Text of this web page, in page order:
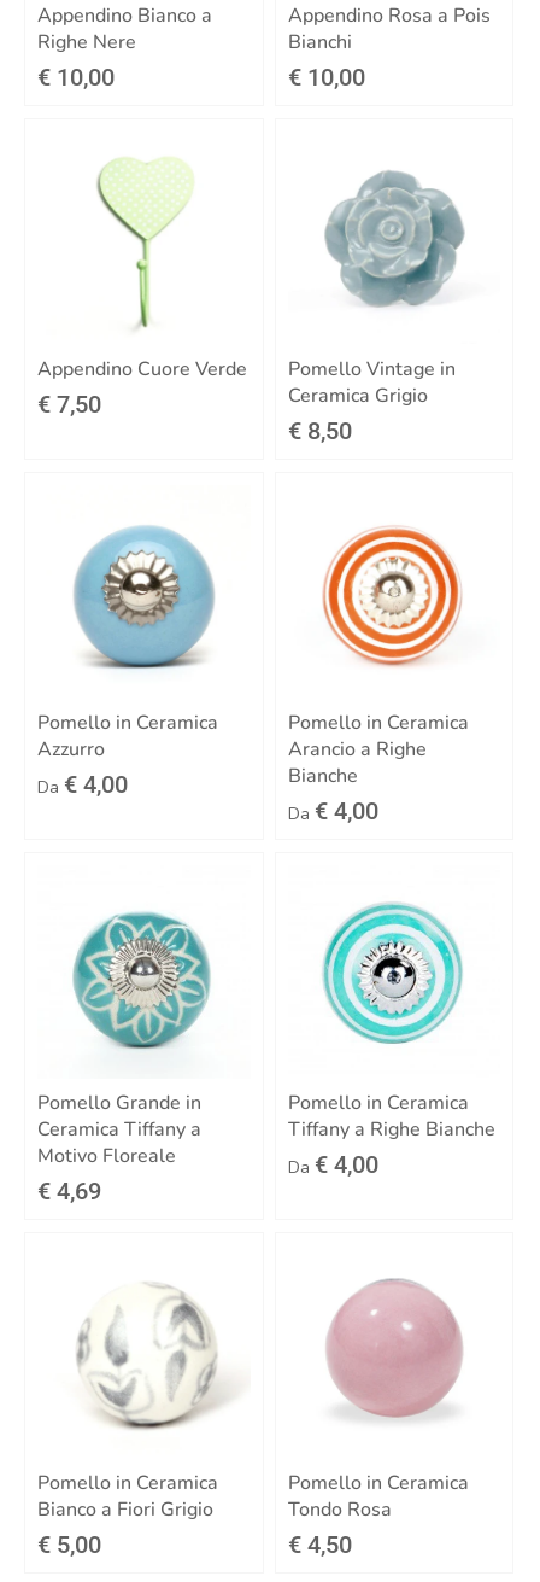
Appendino Bianco a
Righe Nere
€ 10,00
Appendino Rosa a Pois
Bianchi
€ 10,00
Appendino Cuore Verde
€ 7,50
Pomello Vintage in
Ceramica Grigio
€ 8,50
Pomello in Ceramica
Azzurro
Da € 4,00
Pomello in Ceramica
Arancio a Righe
Bianche
Da € 4,00
Pomello Grande in
Ceramica Tiffany a
Motivo Floreale
€ 4,69
Pomello in Ceramica
Tiffany a Righe Bianche
Da € 4,00
Pomello in Ceramica
Bianco a Fiori Grigio
€ 5,00
Pomello in Ceramica
Tondo Rosa
€ 4,50